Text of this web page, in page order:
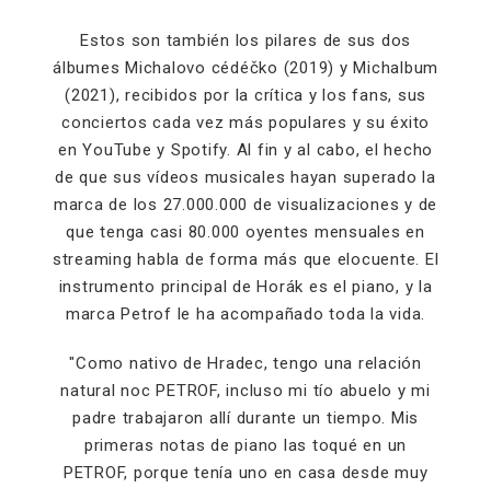
Estos son también los pilares de sus dos
álbumes Michalovo cédéčko (2019) y Michalbum
(2021), recibidos por la crítica y los fans, sus
conciertos cada vez más populares y su éxito
en YouTube y Spotify. Al fin y al cabo, el hecho
de que sus vídeos musicales hayan superado la
marca de los 27.000.000 de visualizaciones y de
que tenga casi 80.000 oyentes mensuales en
streaming habla de forma más que elocuente. El
instrumento principal de Horák es el piano, y la
marca Petrof le ha acompañado toda la vida.
"Como nativo de Hradec, tengo una relación
natural noc PETROF, incluso mi tío abuelo y mi
padre trabajaron allí durante un tiempo. Mis
primeras notas de piano las toqué en un
PETROF, porque tenía uno en casa desde muy